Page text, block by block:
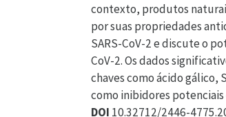
contexto, produtos
por suas propriedades
SARS-CoV-2 e discute o
CoV-2. Os dados
chaves como ácido gálico,
como inibidores potenciais
DOI 10.32712/2446-